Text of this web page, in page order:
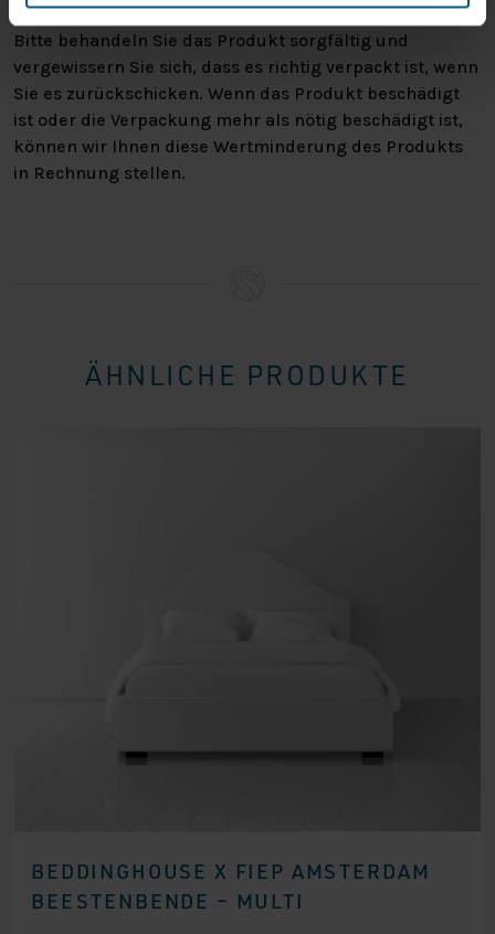
nach Erhalt ohne Angabe von Gründen zu widerrufen.
Bitte behandeln Sie das Produkt sorgfältig und
vergewissern Sie sich, dass es richtig verpackt ist, wenn
Sie es zurückschicken. Wenn das Produkt beschädigt
ist oder die Verpackung mehr als nötig beschädigt ist,
können wir Ihnen diese Wertminderung des Produkts
in Rechnung stellen.
ÄHNLICHE PRODUKTE
BEDDINGHOUSE X FIEP AMSTERDAM
BEESTENBENDE – MULTI